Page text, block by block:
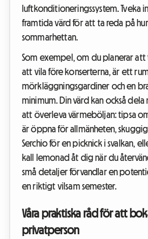
luftkonditioneringssystem. Tveka
framtida värd för att ta reda på
sommarhettan.
Som exempel, om du planerar
att vila före konserterna, är ett
mörkläggningsgardiner och en
minimum. Din värd kan också
att överleva värmeböljan: tipsa
är öppna för allmänheten,
Serchio för en picknick i svalkan,
kall lemonad åt dig när du
små detaljer förvandlar en
en riktigt vilsam semester.
Våra praktiska råd för att
privatperson